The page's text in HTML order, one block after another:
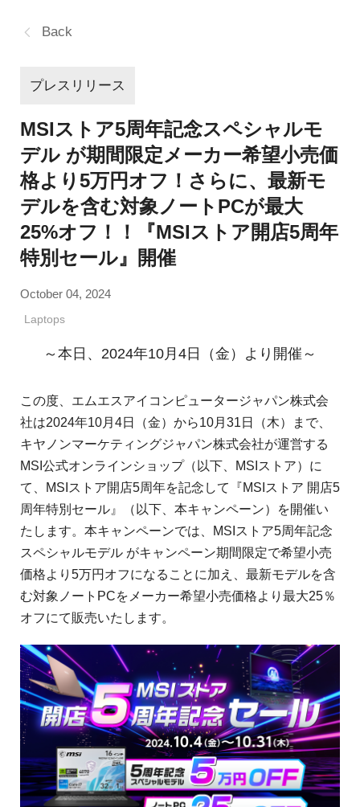
Back
プレスリリース
MSIストア5周年記念スペシャルモ
デル が期間限定メーカー希望小売価
格より5万円オフ！さらに、最新モ
デルを含む対象ノートPCが最大
25%オフ！！『MSIストア開店5周年
特別セール』開催
October 04, 2024
Laptops
～本日、2024年10月4日（金）より開催～
この度、エムエスアイコンピュータージャパン株式会
社は2024年10月4日（金）から10月31日（木）まで、
キヤノンマーケティングジャパン株式会社が運営する
MSI公式オンラインショップ（以下、MSIストア）に
て、MSIストア開店5周年を記念して『MSIストア 開店5
周年特別セール』（以下、本キャンペーン）を開催い
たします。本キャンペーンでは、MSIストア5周年記念
スペシャルモデル がキャンペーン期間限定で希望小売
価格より5万円オフになることに加え、最新モデルを含
む対象ノートPCをメーカー希望小売価格より最大25％
オフにて販売いたします。